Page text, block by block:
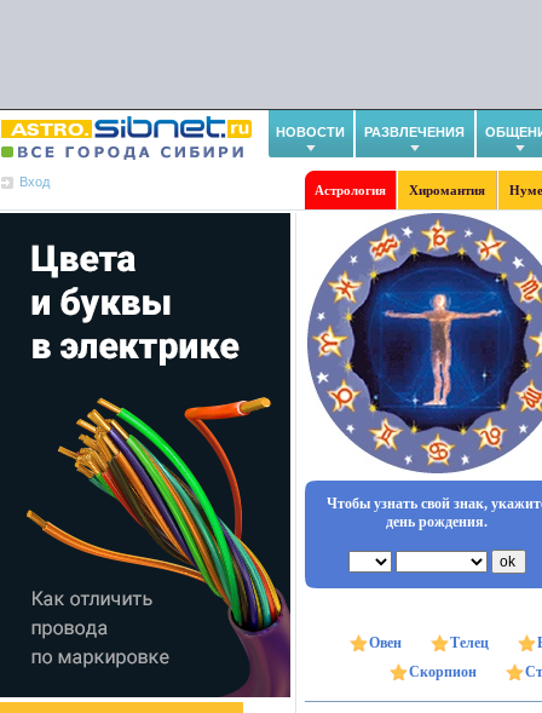
НОВОСТИ РАЗВЛЕЧЕНИЯ
Вход
Астрология Хиромантия
Чтобы узнать свой знак,
день рождения.
Овен Телец
Скорпион